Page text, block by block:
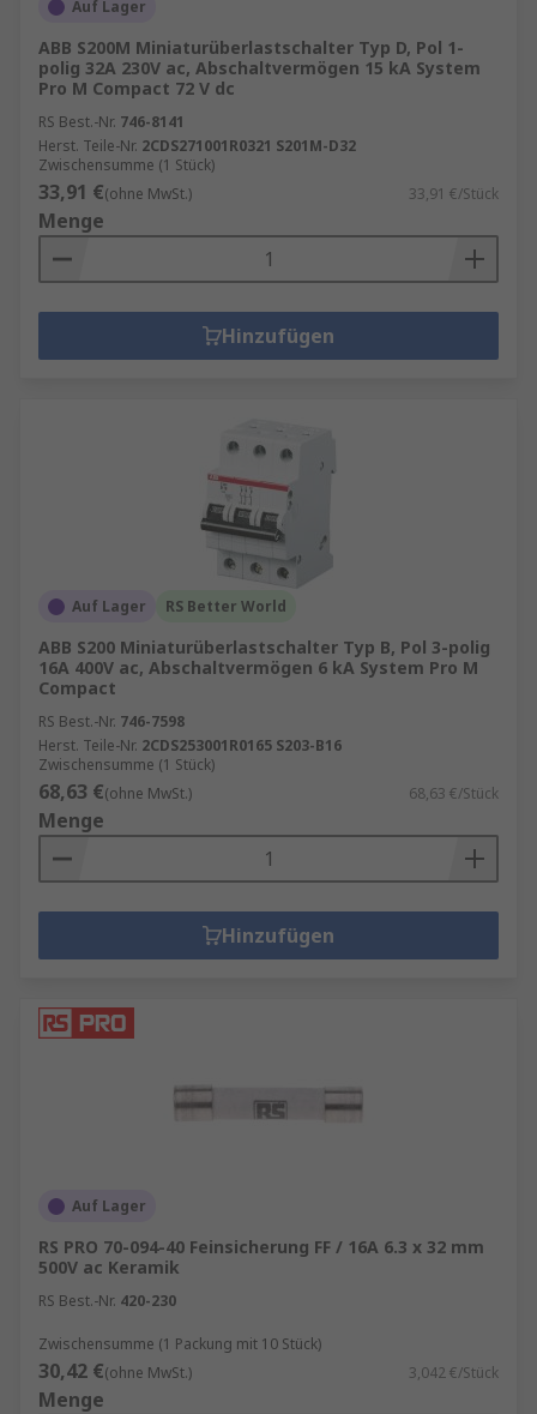
Auf Lager
ABB S200M Miniaturüberlastschalter Typ D, Pol 1-
polig 32A 230V ac, Abschaltvermögen 15 kA System
Pro M Compact 72 V dc
RS Best.-Nr. 746-8141
Herst. Teile-Nr. 2CDS271001R0321 S201M-D32
Zwischensumme (1 Stück)
33,91 €(ohne MwSt.) 33,91 €/Stück
Menge
Hinzufügen
Auf Lager RS Better World
ABB S200 Miniaturüberlastschalter Typ B, Pol 3-polig
16A 400V ac, Abschaltvermögen 6 kA System Pro M
Compact
RS Best.-Nr. 746-7598
Herst. Teile-Nr. 2CDS253001R0165 S203-B16
Zwischensumme (1 Stück)
68,63 €(ohne MwSt.) 68,63 €/Stück
Menge
Hinzufügen
Auf Lager
RS PRO 70-094-40 Feinsicherung FF / 16A 6.3 x 32 mm
500V ac Keramik
RS Best.-Nr. 420-230
Zwischensumme (1 Packung mit 10 Stück)
30,42 €(ohne MwSt.) 3,042 €/Stück
Menge